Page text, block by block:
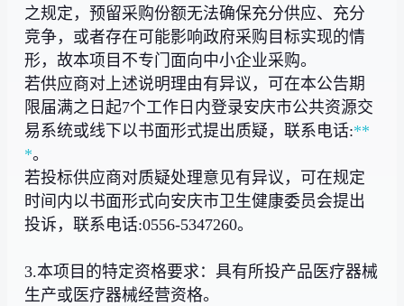
之规定，预留采购份额无法确保充分供应、充分
竞争，或者存在可能影响政府采购目标实现的情
形，故本项目不专门面向中小企业采购。
若供应商对上述说明理由有异议，可在本公告期
限届满之日起7个工作日内登录安庆市公共资源交
易系统或线下以书面形式提出质疑，联系电话:**
*。
若投标供应商对质疑处理意见有异议，可在规定
时间内以书面形式向安庆市卫生健康委员会提出
投诉，联系电话:0556-5347260。
3.本项目的特定资格要求：具有所投产品医疗器械
生产或医疗器械经营资格。